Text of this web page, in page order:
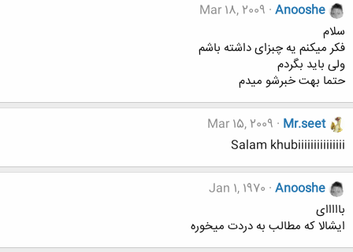
Anooshe
Mar 18, 2009
سلام
فکر میکنم یه چبزای داشته باشم
ولی باید بگردم
حتما بهت خبرشو میدم
Mr.seet
Mar 15, 2009
Salam khubiiiiiiiiiiiiiii
Anooshe
Jan 1, 1970
بااااای
ایشالا که مطالب به دردت میخوره